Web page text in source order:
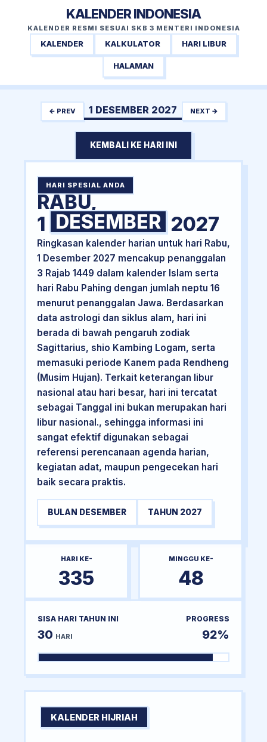
KALENDER INDONESIA
KALENDER RESMI SESUAI SKB 3 MENTERI INDONESIA
KALENDER KALKULATOR HARI LIBUR
HALAMAN
← PREV 1 DESEMBER 2027 NEXT →
KEMBALI KE HARI INI
HARI SPESIAL ANDA
RABU,
1 DESEMBER 2027
Ringkasan kalender harian untuk hari Rabu,
1 Desember 2027 mencakup penanggalan
3 Rajab 1449 dalam kalender Islam serta
hari Rabu Pahing dengan jumlah neptu 16
menurut penanggalan Jawa. Berdasarkan
data astrologi dan siklus alam, hari ini
berada di bawah pengaruh zodiak
Sagittarius, shio Kambing Logam, serta
memasuki periode Kanem pada Rendheng
(Musim Hujan). Terkait keterangan libur
nasional atau hari besar, hari ini tercatat
sebagai Tanggal ini bukan merupakan hari
libur nasional., sehingga informasi ini
sangat efektif digunakan sebagai
referensi perencanaan agenda harian,
kegiatan adat, maupun pengecekan hari
baik secara praktis.
BULAN DESEMBER TAHUN 2027
HARI KE-
335
MINGGU KE-
48
SISA HARI TAHUN INI
30 HARI
PROGRESS
92%
KALENDER HIJRIAH